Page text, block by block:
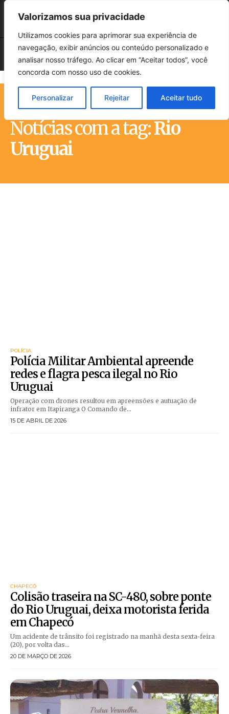
Valorizamos sua privacidade
Utilizamos cookies para aprimorar sua experiência de
navegação, exibir anúncios ou conteúdo personalizado e
analisar nosso tráfego. Ao clicar em “Aceitar todos”, você
concorda com nosso uso de cookies.
Personalizar Rejeitar Aceitar tudo
Notícias com a tag:Rio
Uruguai
POLÍCIA
Polícia Militar Ambiental apreende
redes e flagra pesca ilegal no Rio
Uruguai
Operação com drones resultou em apreensões e autuação de
infrator em Itapiranga O Comando de...
15 DE ABRIL DE 2026
CHAPECÓ
Colisão traseira na SC-480, sobre ponte
do Rio Uruguai, deixa motorista ferida
em Chapecó
Um acidente de trânsito foi registrado na manhã desta sexta-feira
(20), por volta das...
20 DE MARÇO DE 2026